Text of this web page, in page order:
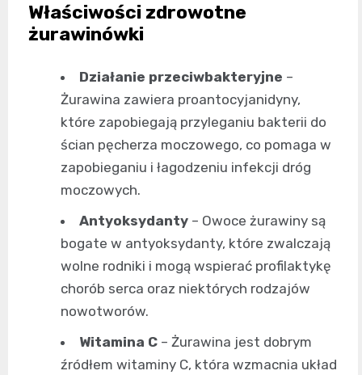
Właściwości zdrowotne
żurawinówki
Działanie przeciwbakteryjne –
Żurawina zawiera proantocyjanidyny,
które zapobiegają przyleganiu bakterii do
ścian pęcherza moczowego, co pomaga w
zapobieganiu i łagodzeniu infekcji dróg
moczowych.
Antyoksydanty – Owoce żurawiny są
bogate w antyoksydanty, które zwalczają
wolne rodniki i mogą wspierać profilaktykę
chorób serca oraz niektórych rodzajów
nowotworów.
Witamina C – Żurawina jest dobrym
źródłem witaminy C, która wzmacnia układ